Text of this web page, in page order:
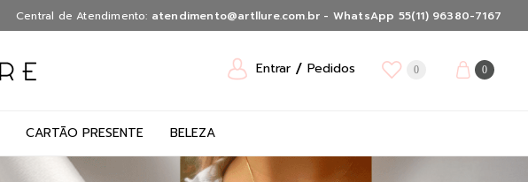
Central de Atendimento: atendimento@artllure.com.br - WhatsApp 55(11) 96380-7167
Entrar Pedidos 0 0
CARTÃO PRESENTE BELEZA